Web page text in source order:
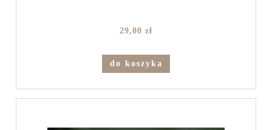
29,00 zł
do koszyka